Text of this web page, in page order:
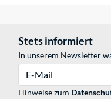
Stets informiert
In unserem Newsletter
Hinweise zum